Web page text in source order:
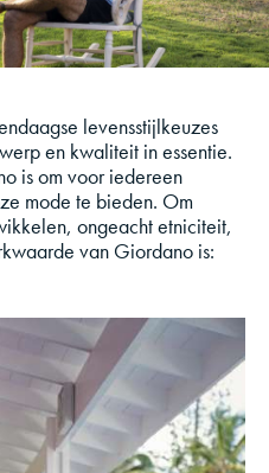
levensstijlkeuzes
en kwaliteit in essentie.
is om voor iedereen
mode te bieden. Om
ongeacht etniciteit,
van Giordano is: